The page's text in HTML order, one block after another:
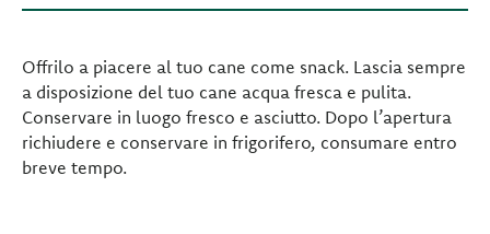
Offrilo a piacere al tuo cane come snack. Lascia sempre
a disposizione del tuo cane acqua fresca e pulita.
Conservare in luogo fresco e asciutto. Dopo l’apertura
richiudere e conservare in frigorifero, consumare entro
breve tempo.